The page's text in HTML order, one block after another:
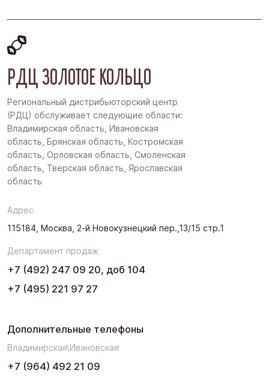
РДЦ ЗОЛОТОЕ КОЛЬЦО
Региональный дистрибьюторский центр
(РДЦ) обслуживает следующие области:
Владимирская область, Ивановская
область, Брянская область, Костромская
область, Орловская область, Смоленская
область, Тверская область, Ярославская
область
Адрес
115184, Москва, 2-й Новокузнецкий пер.,13/15 стр.1
Департамент продаж
+7 (492) 247 09 20, доб 104
+7 (495) 221 97 27
Дополнительные телефоны
Владимирская\Ивановская
+7 (964) 492 21 09